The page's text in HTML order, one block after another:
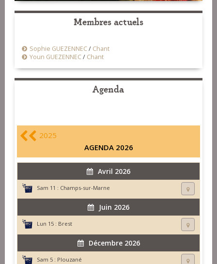
Membres actuels
Sophie GUEZENNEC/ Chant
Youn GUEZENNEC/ Chant
Agenda
2025
AGENDA 2026
Avril 2026
Sam 11 : Champs-sur-Marne
Juin 2026
Lun 15 : Brest
Décembre 2026
Sam 5 : Plouzané